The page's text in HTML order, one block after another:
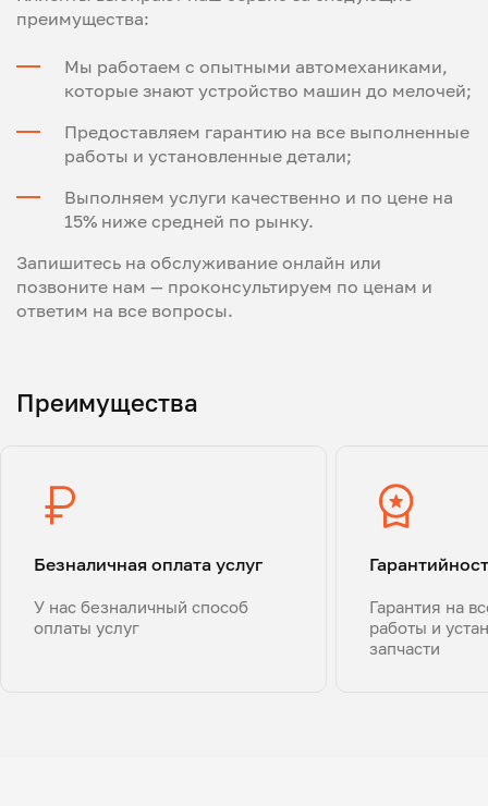
преимущества:
Мы работаем с опытными автомеханиками,
которые знают устройство машин до мелочей;
Предоставляем гарантию на все выполненные
работы и установленные детали;
Выполняем услуги качественно и по цене на
15% ниже средней по рынку.
Запишитесь на обслуживание онлайн или
позвоните нам — проконсультируем по ценам и
ответим на все вопросы.
Преимущества
Безналичная оплата услуг
У нас безналичный способ
оплаты услуг
Гарантия на
работы и
запчасти